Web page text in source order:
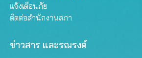
แจ้งเตือนภัย
ติดต่อสำนักงานสภา
ข่าวสาร และรณรงค์